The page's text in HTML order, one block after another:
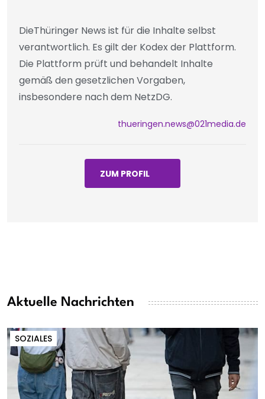
DieThüringer News ist für die Inhalte selbst
verantwortlich. Es gilt der Kodex der Plattform.
Die Plattform prüft und behandelt Inhalte
gemäß den gesetzlichen Vorgaben,
insbesondere nach dem NetzDG.
thueringen.news@021media.de
ZUM PROFIL
Aktuelle Nachrichten
SOZIALES